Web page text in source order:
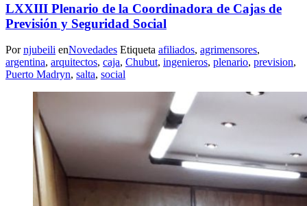
LXXIII Plenario de la Coordinadora de Cajas de
Previsión y Seguridad Social
Pornjubeili enNovedades Etiqueta afiliados, agrimensores,
argentina, arquitectos, caja, Chubut, ingenieros, plenario, prevision,
Puerto Madryn, salta, social